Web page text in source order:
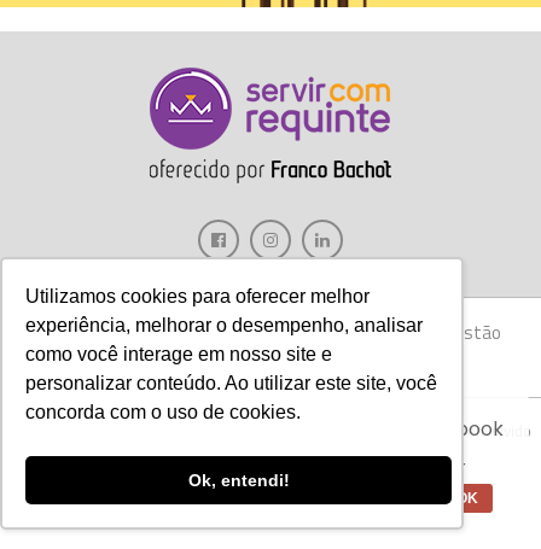
Utilizamos cookies para oferecer melhor
experiência, melhorar o desempenho, analisar
como você interage em nosso site e
personalizar conteúdo. Ao utilizar este site, você
concorda com o uso de cookies.
Ok, entendi!
Gastronomia Móveis Decoração Hotelaria
Gestão
Marketing
Tecnologia Eventos
Copyright © 2017 Servir com Requinte • Franco Bachot Móveis . Desenvolvido
Aviso:Nós da Franco Bachot utilizamos de
cookies com ferramentas do Google e Facebook
experiência de nossos clientes para oferecer
melhores produtos e serviços. OK